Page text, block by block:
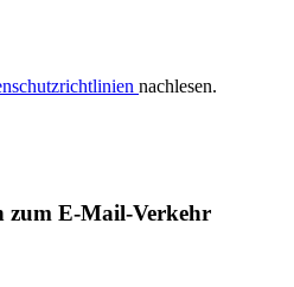
nachlesen.
zum E-Mail-Verkehr